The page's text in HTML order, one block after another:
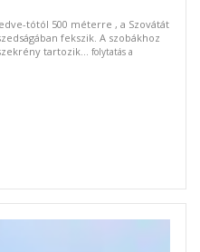
tótól 500 méterre , a Szovátát
fekszik. A szobákhoz
tartozik... folytatás a